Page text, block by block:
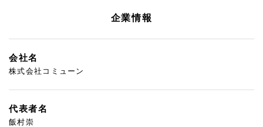
企業情報
会社名
株式会社コミューン
代表者名
飯村崇